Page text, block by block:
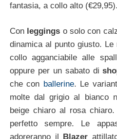
fantasia, a collo alto (€29,95).
Con leggings o solo con
dinamica al punto giusto.
collo agganciabile alle
oppure per un sabato di
che con ballerine. Le
molte dal grigio al bianco
beige chiaro al rosa
perfetto sempre. Le
adoreranno il Blazer